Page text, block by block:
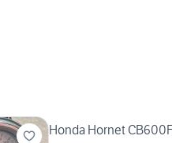
Honda Hornet